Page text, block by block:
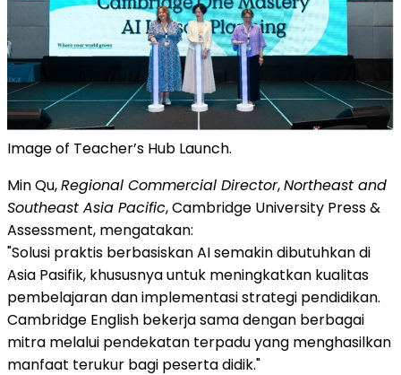
Image of Teacher’s Hub Launch.
Min Qu,Regional Commercial Director,Northeast and
Southeast Asia Pacific, Cambridge University Press &
Assessment, mengatakan:
"Solusi praktis berbasiskan AI semakin dibutuhkan di
Asia Pasifik, khususnya untuk meningkatkan kualitas
pembelajaran dan implementasi strategi pendidikan.
Cambridge English bekerja sama dengan berbagai
mitra melalui pendekatan terpadu yang menghasilkan
manfaat terukur bagi peserta didik."